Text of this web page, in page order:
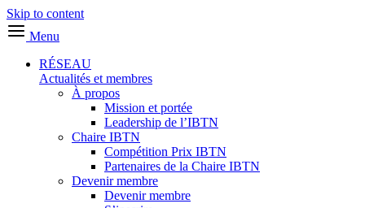
Skip to content
Menu
RÉSEAU
Actualités et membres
À propos
Mission et portée
Leadership de l’IBTN
Chaire IBTN
Compétition Prix IBTN
Partenaires de la Chaire IBTN
Devenir membre
Devenir membre